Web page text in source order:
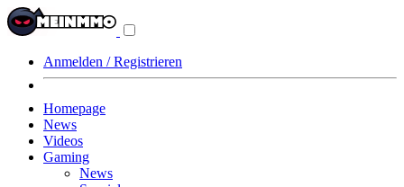
Anmelden / Registrieren
Homepage
News
Videos
Gaming
News